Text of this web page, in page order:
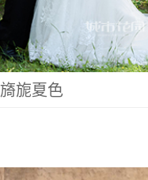
旖旎夏色